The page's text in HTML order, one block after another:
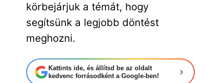
körbejárjuk a témát, hogy
segítsünk a legjobb döntést
meghozni.
Kattints ide, és állítsd be az oldalt
kedvenc forrásodként a Google-ben!